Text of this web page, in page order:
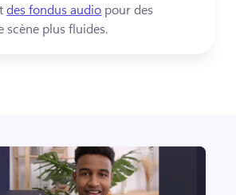
des fondus audio pour des
scène plus fluides.